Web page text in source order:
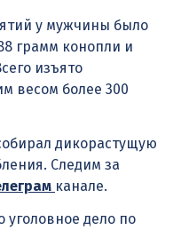
у мужчины было
грамм конопли и
изъято
весом более 300
дикорастущую
Следим за
канале.
уголовное дело по